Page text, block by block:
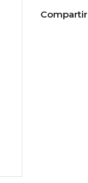
Compartir